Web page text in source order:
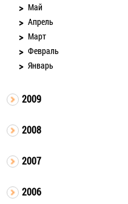
Май
Апрель
Март
Февраль
Январь
2009
2008
2007
2006